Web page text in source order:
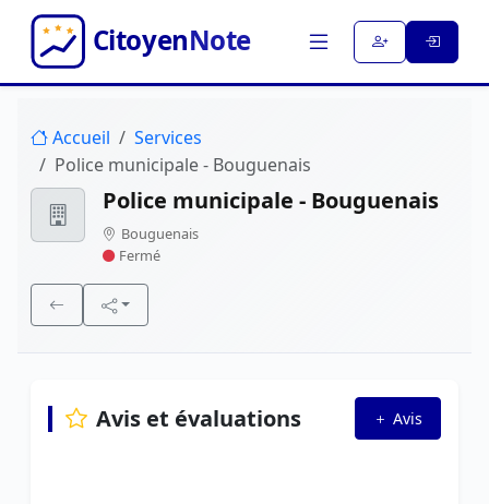
Accueil
Services
Police municipale - Bouguenais
Police municipale - Bouguenais
Bouguenais
Fermé
Avis et évaluations Avis